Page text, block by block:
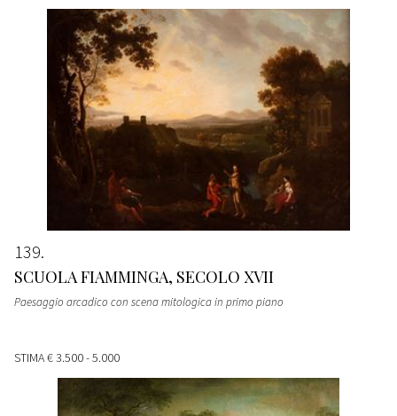
139
SCUOLA FIAMMINGA, SECOLO XVII
Paesaggio arcadico con scena mitologica in primo piano
STIMA€ 3.500 - 5.000